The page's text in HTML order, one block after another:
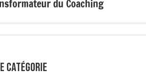
du Coaching
catégorie